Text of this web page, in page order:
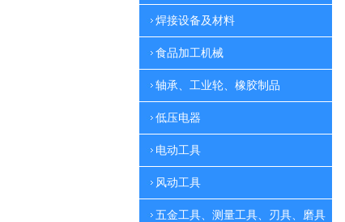
焊接设备及材料
食品加工机械
轴承、工业轮、橡胶制品
低压电器
电动工具
风动工具
五金工具、测量工具、刃具、磨具